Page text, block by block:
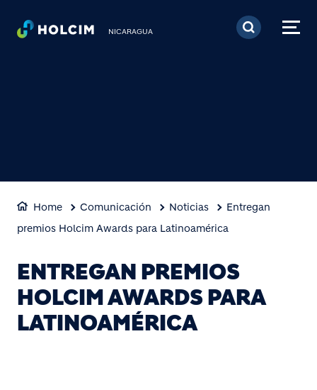
Pasar al contenido
NICARAGUA
Home Comunicación Noticias
Entregan
premios Holcim Awards para Latinoamérica
ENTREGAN PREMIOS
HOLCIM AWARDS PARA
LATINOAMÉRICA